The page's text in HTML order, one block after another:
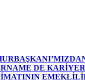
DE KARİYER